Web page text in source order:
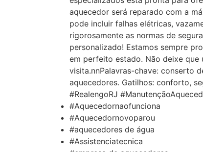
aquecedor será reparado com a
pode incluir falhas elétricas,
rigorosamente as normas de
personalizado! Estamos sempre
em perfeito estado. Não deixe
visita.nnPalavras-chave: conserto
aquecedores. Gatilhos: conforto,
#RealengoRJ
#Aquecedornaofunciona
#Aquecedornovoparou
#aquecedores de água
#Assistenciatecnica